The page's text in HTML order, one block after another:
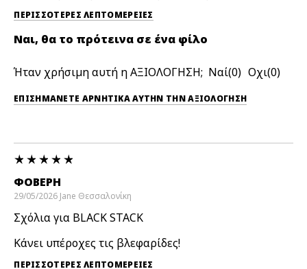
ΠΕΡΙΣΣΌΤΕΡΕΣ ΛΕΠΤΟΜΈΡΕΙΕΣ
Ναι, θα το πρότεινα σε ένα φίλο
Ήταν χρήσιμη αυτή η ΑΞΙΟΛΟΓΗΣΗ; 0 0
ΕΠΙΣΗΜΆΝΕΤΕ ΑΡΝΗΤΙΚΆ ΑΥΤΉΝ ΤΗΝ ΑΞΙΟΛΟΓΗΣΗ
ΦΟΒΕΡΉ
29/05/2026 Jane Θεσσαλονίκη
Σχόλια για BLACK STACK
Κάνει υπέροχες τις βλεφαρίδες!
ΠΕΡΙΣΣΌΤΕΡΕΣ ΛΕΠΤΟΜΈΡΕΙΕΣ